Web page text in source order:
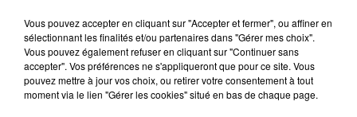
Vous pouvez accepter en cliquant sur "Accepter et fermer", ou affiner en
sélectionnant les finalités et/ou partenaires dans "Gérer mes choix".
Vous pouvez également refuser en cliquant sur "Continuer sans
accepter". Vos préférences ne s'appliqueront que pour ce site. Vous
pouvez mettre à jour vos choix, ou retirer votre consentement à tout
moment via le lien "Gérer les cookies" situé en bas de chaque page.